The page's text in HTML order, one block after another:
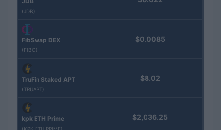
(JDB)
FibSwap DEX
(FIBO)
$0.0085
TruFin Staked APT
(TRUAPT)
$8.02
kpk ETH Prime
(KPK ETH PRIME)
$2,036.25